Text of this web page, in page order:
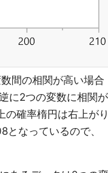
間の相関が高い場合
に2つの変数に相関が
の確率楕円は右上が
なっているので、